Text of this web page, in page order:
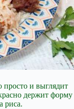
просто и выглядит
держит форму
риса.